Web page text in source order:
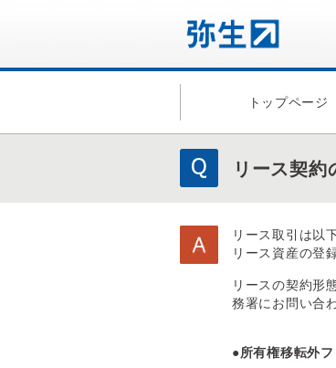
トップページ
リース契約
リース取引は以
リース資産の登
リースの契約形
務署にお問い合
●所有権移転外